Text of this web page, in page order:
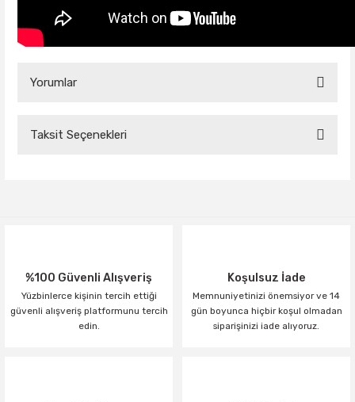
Yorumlar
Taksit Seçenekleri
%100 Güvenli Alışveriş
Yüzbinlerce kişinin tercih ettiği
güvenli alışveriş platformunu tercih
edin.
Koşulsuz İade
Memnuniyetinizi önemsiyor ve 14
gün boyunca hiçbir koşul olmadan
siparişinizi iade alıyoruz.